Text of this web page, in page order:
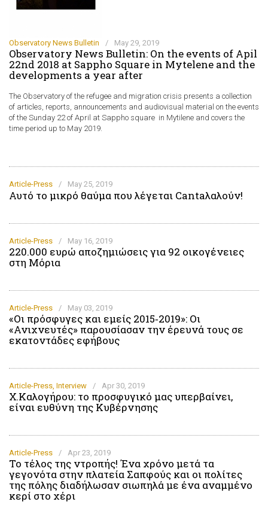
Observatory News Bulletin / May 29, 2019
Observatory News Bulletin: On the events of Apil
22nd 2018 at Sappho Square in Mytelene and the
developments a year after
The Observatory of the refugee and migration crisis presents a collection
of articles, reports, announcements and audiovisual material on the events
of the Sunday 22 of April at Sappho square in Mytilene and covers the
time period up to May 2019.
Article-Press / May 25, 2019
Αυτό το μικρό θαύμα που λέγεται Cantaλαλούν!
Article-Press / May 16, 2019
220.000 ευρώ αποζημιώσεις για 92 οικογένειες
στη Μόρια
Article-Press / May 03, 2019
«Οι πρόσφυγες και εμείς 2015‑2019»: Οι
«Ανιχνευτές» παρουσίασαν την έρευνά τους σε
εκατοντάδες εφήβους
Article-Press, Interview / Apr 30, 2019
Χ.Καλογήρου: το προσφυγικό μας υπερβαίνει,
είναι ευθύνη της Κυβέρνησης
Article-Press / Apr 23, 2019
Το τέλος της ντροπής! Ένα χρόνο μετά τα
γεγονότα στην πλατεία Σαπφούς και οι πολίτες
της πόλης διαδήλωσαν σιωπηλά με ένα αναμμένο
κερί στο χέρι